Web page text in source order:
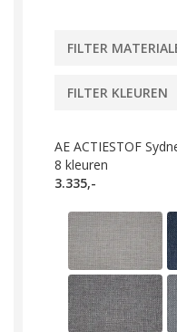
FILTER
FILTER KLEUREN
AE ACTIESTOF
8 kleuren
3.335,-